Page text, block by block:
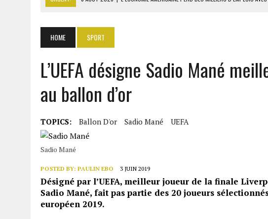
8 AOÛT 2026 | LIBAN-SUD : LE CHANTIER DE RECONSTRUCTION DES VILLAGES S’OUVRE
8 AOÛT 2026
LE SÉNAT AMÉRICAIN ADOPTE UN PROJET DE SANCTIONS CONTRE LA
HOME SPORT
L’UEFA désigne Sadio Mané
au ballon d’or
TOPICS: Ballon D'or Sadio Mané UEFA
Sadio Mané
POSTED BY: PAULIN EBO 3 JUIN 2019
Désigné par l’UEFA, meilleur joueur de la finale
Sadio Mané, fait pas partie des 20 joueurs
européen 2019.